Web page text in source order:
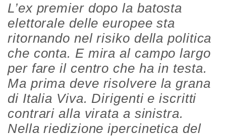
L’ex premier dopo la batosta
elettorale delle europee sta
ritornando nel risiko della politica
che conta. E mira al campo largo
per fare il centro che ha in testa.
Ma prima deve risolvere la grana
di Italia Viva. Dirigenti e iscritti
contrari alla virata a sinistra.
Nella riedizione ipercinetica del